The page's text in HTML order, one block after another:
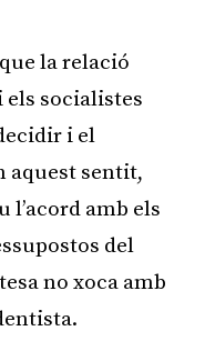
la relació
els socialistes
i el
aquest sentit,
l’acord amb els
del
no xoca amb